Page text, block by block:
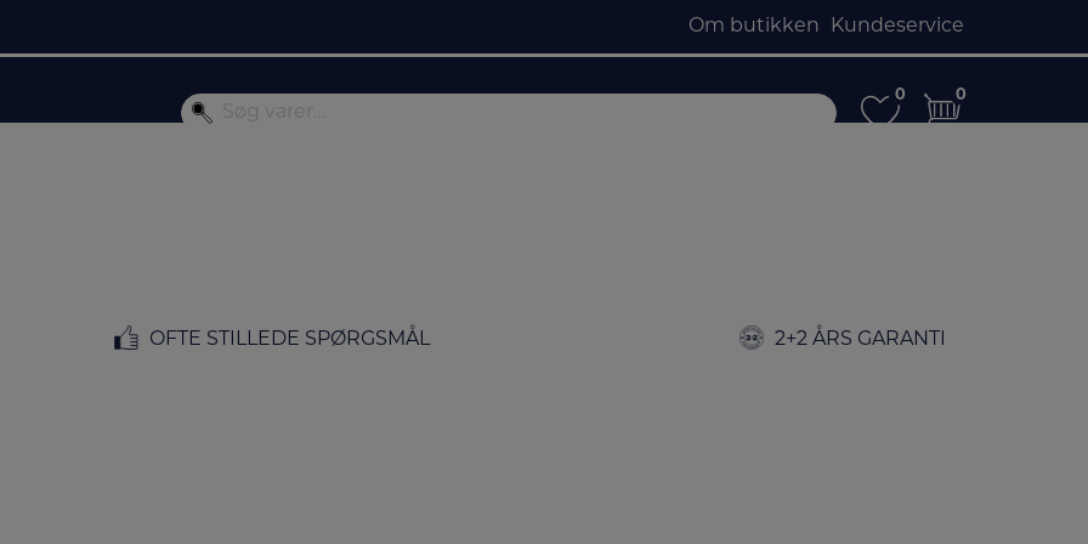
Om butikken Kundeservice
0
0 0
0
OFTE STILLEDE SPØRGSMÅL 2+2 ÅRS GARANTI